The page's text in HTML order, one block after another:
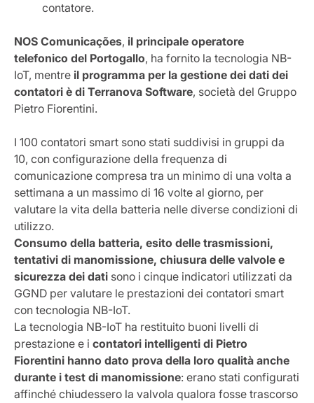
contatore.
NOS Comunicações, il principale operatore
telefonico del Portogallo, ha fornito la tecnologia NB-
IoT, mentre il programma per la gestione dei dati dei
contatori è di Terranova Software, società del Gruppo
Pietro Fiorentini.
I 100 contatori smart sono stati suddivisi in gruppi da
10, con configurazione della frequenza di
comunicazione compresa tra un minimo di una volta a
settimana a un massimo di 16 volte al giorno, per
valutare la vita della batteria nelle diverse condizioni di
utilizzo.
Consumo della batteria, esito delle trasmissioni,
tentativi di manomissione, chiusura delle valvole e
sicurezza dei dati sono i cinque indicatori utilizzati da
GGND per valutare le prestazioni dei contatori smart
con tecnologia NB-IoT.
La tecnologia NB-IoT ha restituito buoni livelli di
prestazione e i contatori intelligenti di Pietro
Fiorentini hanno dato prova della loro qualità anche
durante i test di manomissione: erano stati configurati
affinché chiudessero la valvola qualora fosse trascorso